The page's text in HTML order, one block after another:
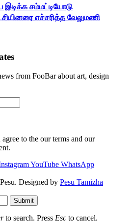
சம்மட்டியோடு
எச்சரித்த வேலுமணி
from FooBar about art, design
to the our terms and our
YouTube WhatsApp
Designed by Pesu Tamizha
Submit
to search. Press Esc to cancel.